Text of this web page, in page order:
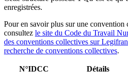
enregistrées.
Pour en savoir plus sur une convention
consultez le site du Code du Travail
des conventions collectives sur
recherche de conventions collectives.
N°IDCC Détails